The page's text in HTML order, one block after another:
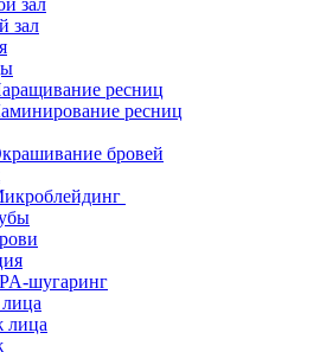
татуажа век
татуажа губ
антицеллюлитный массаж
тела
рук
массаж
спины
чистка лица
пилинг
зал
ресниц
ресниц
бровей
шугаринг
лица